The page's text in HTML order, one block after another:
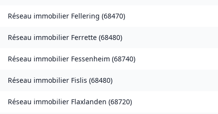
Réseau immobilier Fellering (68470)
Réseau immobilier Ferrette (68480)
Réseau immobilier Fessenheim (68740)
Réseau immobilier Fislis (68480)
Réseau immobilier Flaxlanden (68720)